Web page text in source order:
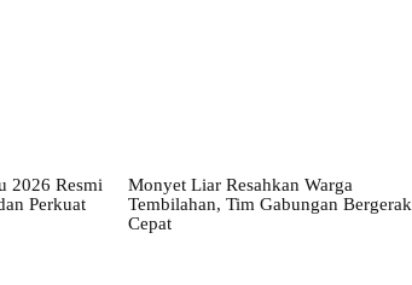
2026 Resmi
Perkuat
Monyet Liar Resahkan Warga
Tembilahan, Tim Gabungan Bergerak
Cepat